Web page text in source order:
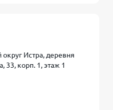
Истра, деревня
33, корп. 1, этаж 1